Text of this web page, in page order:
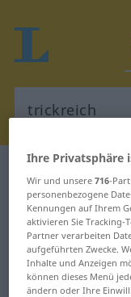
Deutsch-
"trickreich"
"trickreich"
Ihre Privatsphäre
Wir und unsere716-
personenbezogene
Kennungen auf Ihrem
aktivieren Sie
Partner verarbeiten
aufgeführten Zwecke.
Inhalte und Anzeigen
können dieses Menü
ändern oder Ihre